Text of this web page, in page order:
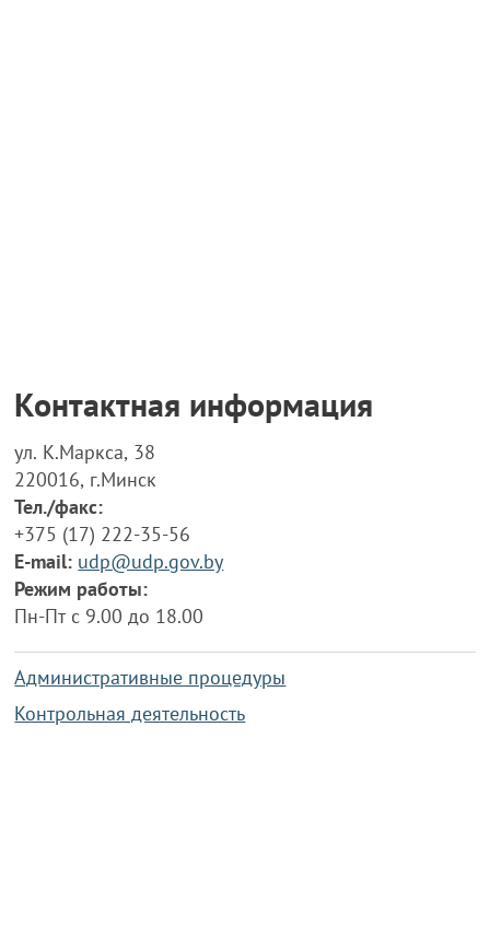
Контактная информация
ул. К.Маркса, 38
220016, г.Минск
Тел./факс:
+375 (17) 222-35-56
E-mail: udp@udp.gov.by
Режим работы:
Пн-Пт с 9.00 до 18.00
Административные процедуры
Контрольная деятельность